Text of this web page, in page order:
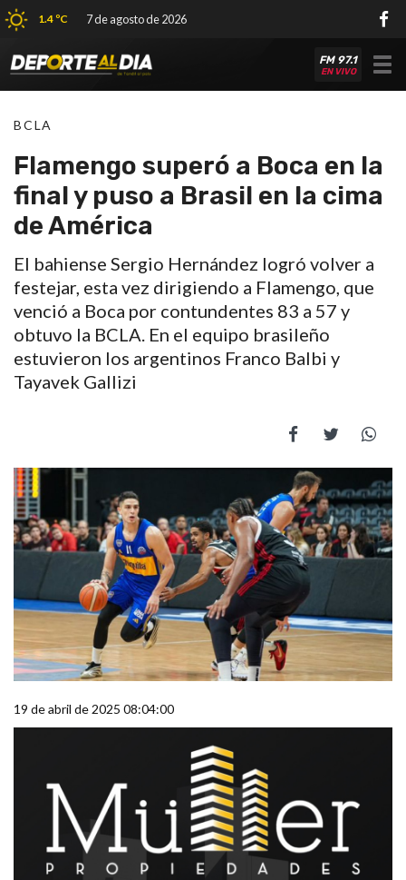
1.4 ºC 7 de agosto de 2026
FM 97.1
EN VIVO
BCLA
Flamengo superó a Boca en la
final y puso a Brasil en la cima
de América
El bahiense Sergio Hernández logró volver a
festejar, esta vez dirigiendo a Flamengo, que
venció a Boca por contundentes 83 a 57 y
obtuvo la BCLA. En el equipo brasileño
estuvieron los argentinos Franco Balbi y
Tayavek Gallizi
19 de abril de 2025 08:04:00